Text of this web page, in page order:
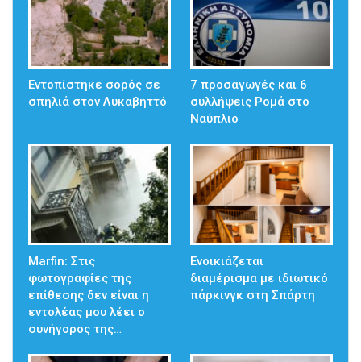
Εντοπίστηκε σορός σε
σπηλιά στον Λυκαβηττό
7 προσαγωγές και 6
συλλήψεις Ρομά στο
Ναύπλιο
Marfin: Στις
φωτογραφίες της
επίθεσης δεν είναι η
εντολέας μου λέει ο
συνήγορος της…
Ενοικιάζεται
διαμέρισμα με ιδιωτικό
πάρκινγκ στη Σπάρτη